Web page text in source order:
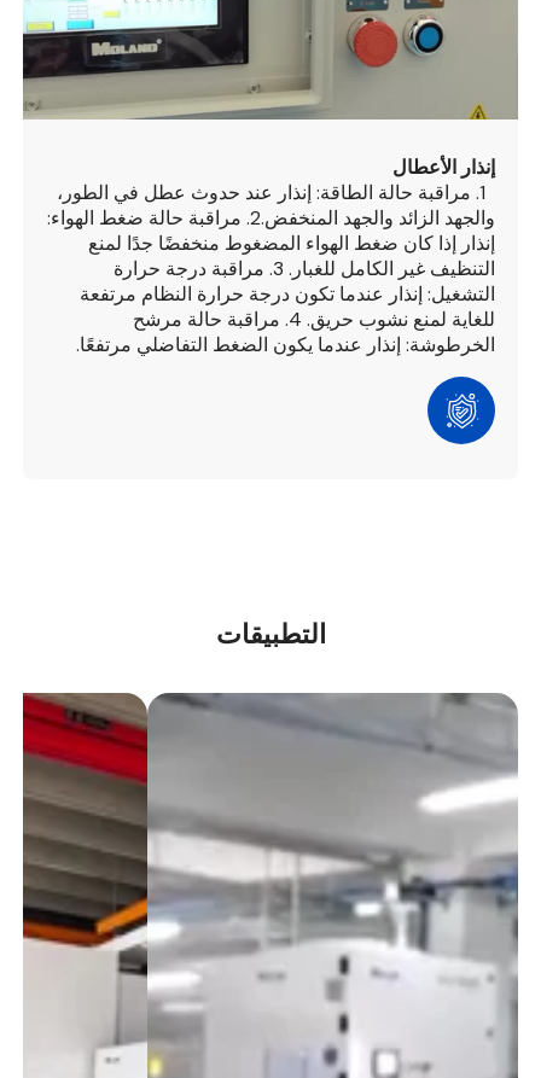
إنذار الأعطال
1. مراقبة حالة الطاقة: إنذار عند حدوث عطل في الطور،
والجهد الزائد والجهد المنخفض.
2. مراقبة حالة ضغط الهواء:
إنذار إذا كان ضغط الهواء المضغوط منخفضًا جدًا لمنع
التنظيف غير الكامل للغبار.
3. مراقبة درجة حرارة
التشغيل: إنذار عندما تكون درجة حرارة النظام مرتفعة
للغاية لمنع نشوب حريق. 4. مراقبة حالة مرشح
الخرطوشة: إنذار عندما يكون الضغط التفاضلي مرتفعًا.
التطبيقات